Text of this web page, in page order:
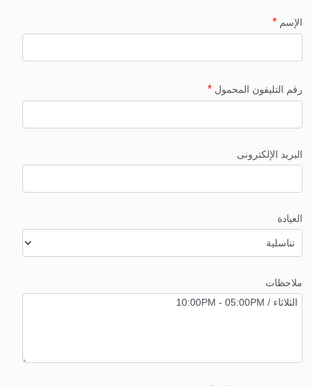
الإسم*
رقم التليفون المحمول*
البريد الإلكترونى
العيادة
ملاحظات